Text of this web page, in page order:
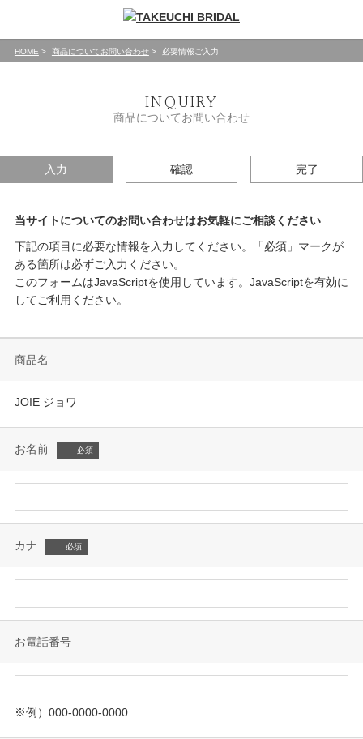
HOME 商品についてお問い合わせ 必要情報ご入力
INQUIRY
商品についてお問い合わせ
入力 確認 完了
当サイトについてのお問い合わせはお気軽にご相談ください
下記の項目に必要な情報を入力してください。「必須」マークが
ある箇所は必ずご入力ください。
このフォームはJavaScriptを使用しています。JavaScriptを有効に
してご利用ください。
商品名
JOIE ジョワ
お名前
カナ
お電話番号
※例）000-0000-0000